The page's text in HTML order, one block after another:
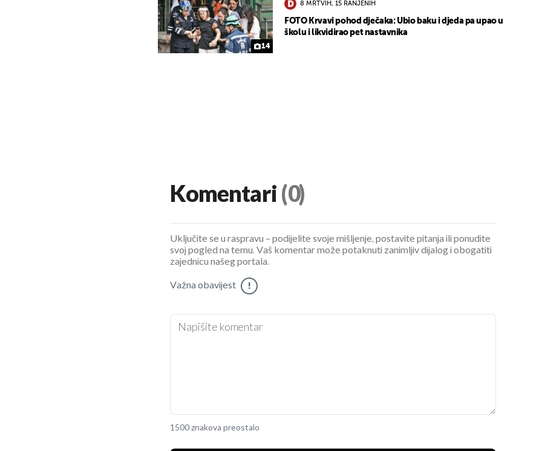
14
8 MRTVIH, 15 RANJENIH
FOTO Krvavi pohod dječaka: Ubio baku i djeda pa upao u
školu i likvidirao pet nastavnika
Komentari (0)
Uključite se u raspravu – podijelite svoje mišljenje, postavite pitanja ili ponudite
svoj pogled na temu. Vaš komentar može potaknuti zanimljiv dijalog i obogatiti
zajednicu našeg portala.
Važna obavijest !
1500 znakova preostalo